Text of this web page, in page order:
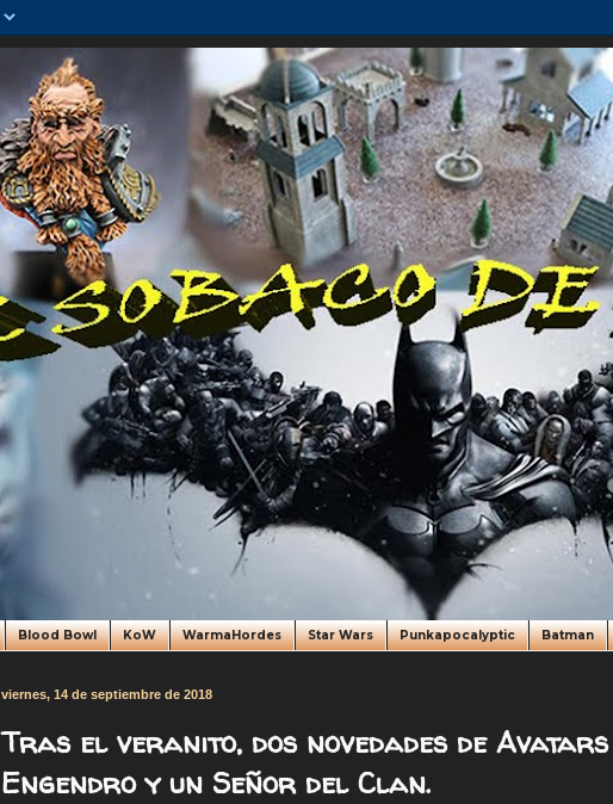
Blood Bowl KoW WarmaHordes Star Wars Punkapocalyptic Batman
viernes, 14 de septiembre de 2018
Tras el veranito, dos novedades de
Engendro y un Señor del Clan.